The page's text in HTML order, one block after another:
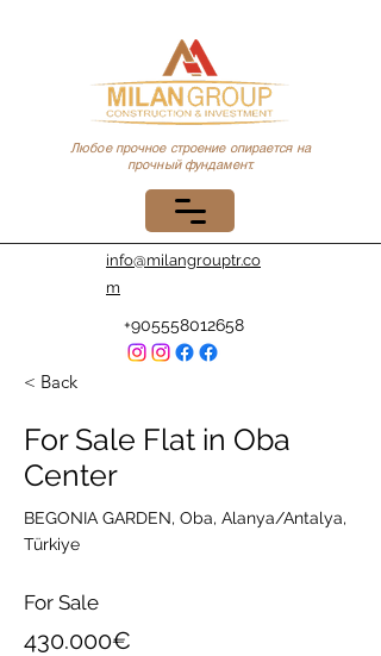
Любое прочное строение опирается на
прочный фундамент.
+905558012658
info@milangrouptr.co
m
< Back
For Sale Flat in Oba
Center
BEGONIA GARDEN, Oba, Alanya/Antalya,
Türkiye
For Sale
430.000€